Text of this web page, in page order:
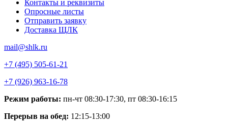
Контакты и реквизиты
Опросные листы
Отправить заявку
Доставка ЩЛК
mail@shlk.ru
+7 (495) 505-61-21
+7 (926) 963-16-78
Режим работы: пн-чт 08:30-17:30, пт 08:30-16:15
Перерыв на обед: 12:15-13:00